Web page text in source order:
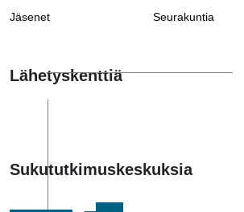
Jäsenet Seurakuntia
Lähetyskenttiä
Sukututkimuskeskuksia